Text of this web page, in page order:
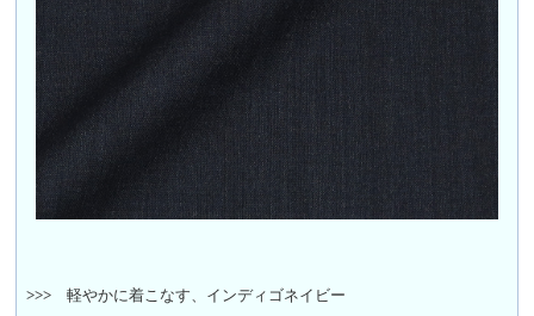
>>> 軽やかに着こなす、インディゴネイビー